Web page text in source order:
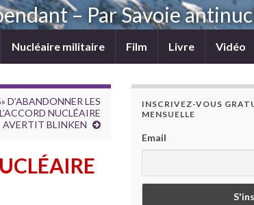
– Par Savoie
Nucléaire militaire Film Livre Vidéo
D’ABANDONNER LES
NUCLÉAIRE
AVERTIT BLINKEN
INSCRIVEZ-VOUS
MENSUELLE
Email